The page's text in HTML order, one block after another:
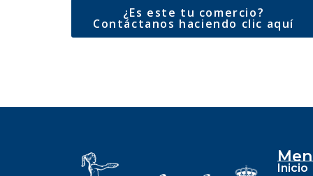
¿Es este tu comercio?
Contáctanos haciendo clic aquí
Inicio